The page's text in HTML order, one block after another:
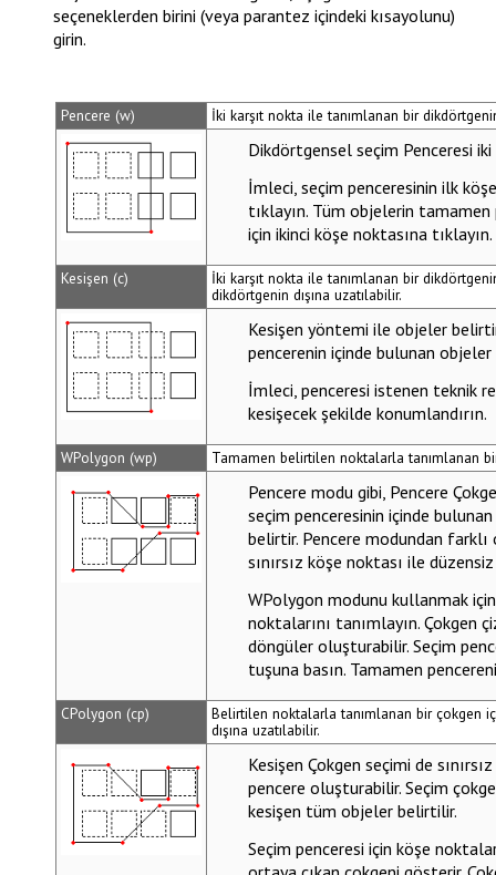
seçeneklerden birini (veya parantez içindeki kısayolunu)
girin.
Pencere (w) İki karşıt nokta ile tanımlanan bir
Dikdörtgensel seçim Penceresi iki
İmleci, seçim penceresinin ilk
tıklayın. Tüm objelerin
için ikinci köşe noktasına tıklayın.
Kesişen (c)
İki karşıt nokta ile tanımlanan bir
dikdörtgenin dışına uzatılabilir.
Kesişen yöntemi ile objeler
pencerenin içinde bulunan objeler
İmleci, penceresi istenen teknik
kesişecek şekilde konumlandırın.
WPolygon (wp) Tamamen belirtilen noktalarla tanımlanan
Pencere modu gibi, Pencere
seçim penceresinin içinde
belirtir. Pencere modundan
sınırsız köşe noktası ile
WPolygon modunu kullanmak
noktalarını tanımlayın. Çokgen
döngüler oluşturabilir. Seçim
tuşuna basın. Tamamen
CPolygon (cp)
Belirtilen noktalarla tanımlanan bir çokgen
dışına uzatılabilir.
Kesişen Çokgen seçimi de
pencere oluşturabilir. Seçim
kesişen tüm objeler belirtilir.
Seçim penceresi için köşe